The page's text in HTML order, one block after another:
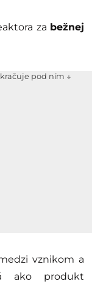
za bežnej
pod ním ↓
vznikom a
ako produkt